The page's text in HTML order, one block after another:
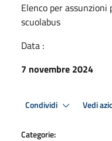
Elenco per
scuolabus
Data :
7 novembre 2024
Condividi Vedi
Categorie: